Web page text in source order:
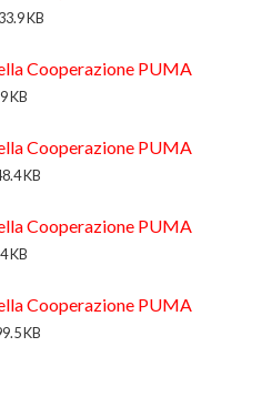
KB
Cooperazione PUMA
KB
Cooperazione PUMA
KB
Cooperazione PUMA
KB
Cooperazione PUMA
KB